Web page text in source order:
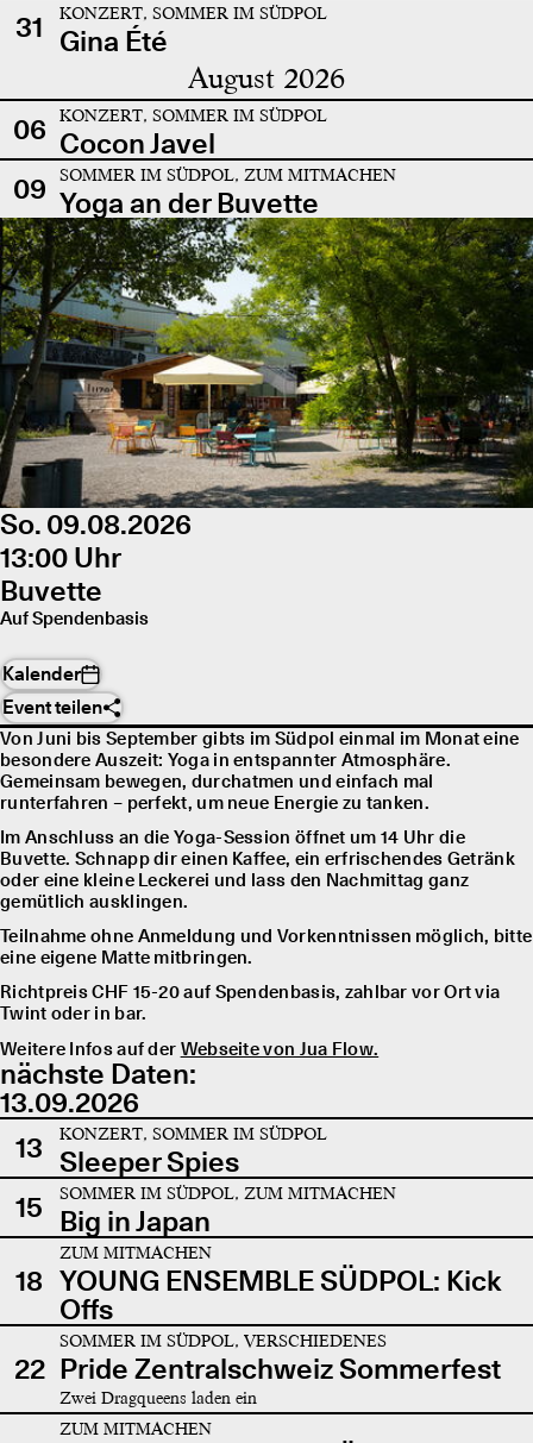
31
KONZERT, SOMMER IM SÜDPOL
Gina Été
August 2026
06 KONZERT, SOMMER IM SÜDPOL
Cocon Javel
09
SOMMER IM SÜDPOL, ZUM MITMACHEN
Yoga an der Buvette
So. 09.08.2026
13:00 Uhr
Buvette
Auf Spendenbasis
Kalender
Event teilen
Von Juni bis September gibts im Südpol einmal im Monat eine
besondere Auszeit: Yoga in entspannter Atmosphäre.
Gemeinsam bewegen, durchatmen und einfach mal
runterfahren – perfekt, um neue Energie zu tanken.
Im Anschluss an die Yoga-Session öffnet um 14 Uhr die
Buvette. Schnapp dir einen Kaffee, ein erfrischendes Getränk
oder eine kleine Leckerei und lass den Nachmittag ganz
gemütlich ausklingen.
Teilnahme ohne Anmeldung und Vorkenntnissen möglich, bitte
eine eigene Matte mitbringen.
Richtpreis CHF 15-20 auf Spendenbasis, zahlbar vor Ort via
Twint oder in bar.
Weitere Infos auf der Webseite von Jua Flow.
nächste Daten:
13.09.2026
13
KONZERT, SOMMER IM SÜDPOL
Sleeper Spies
15
SOMMER IM SÜDPOL, ZUM MITMACHEN
Big in Japan
18
ZUM MITMACHEN
YOUNG ENSEMBLE SÜDPOL: Kick
Offs
22
SOMMER IM SÜDPOL, VERSCHIEDENES
Pride Zentralschweiz Sommerfest
Zwei Dragqueens laden ein
ZUM MITMACHEN